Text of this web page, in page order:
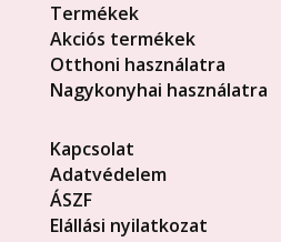
Termékek
Akciós termékek
Otthoni használatra
Nagykonyhai használatra
Kapcsolat
Adatvédelem
ÁSZF
Elállási nyilatkozat